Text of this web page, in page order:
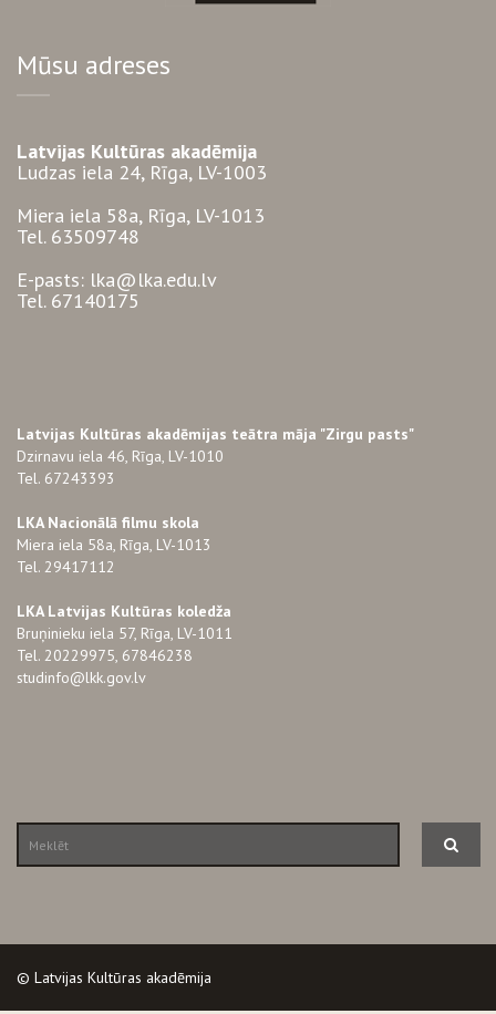
Mūsu adreses
Latvijas Kultūras akadēmija
Ludzas iela 24, Rīga, LV-1003
Miera iela 58a, Rīga, LV-1013
Tel. 63509748
E-pasts: lka@lka.edu.lv
Tel. 67140175
Latvijas Kultūras akadēmijas teātra māja "Zirgu pasts"
Dzirnavu iela 46, Rīga, LV-1010
Tel. 67243393
LKA Nacionālā filmu skola
Miera iela 58a, Rīga, LV-1013
Tel. 29417112
LKA Latvijas Kultūras koledža
Bruņinieku iela 57, Rīga, LV-1011
Tel. 20229975, 67846238
studinfo@lkk.gov.lv
© Latvijas Kultūras akadēmija